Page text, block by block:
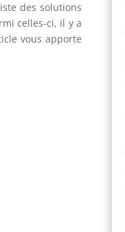
des solutions
celles-ci, il y a
vous apporte